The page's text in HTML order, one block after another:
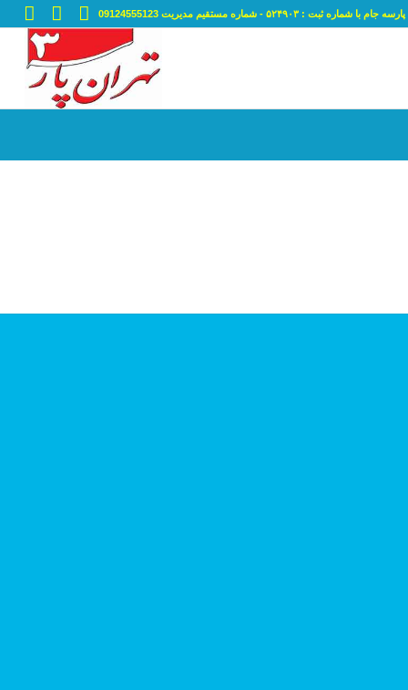
ثبت : ۵۲۴۹۰۳ - شماره مستقیم مدیریت 09124555123